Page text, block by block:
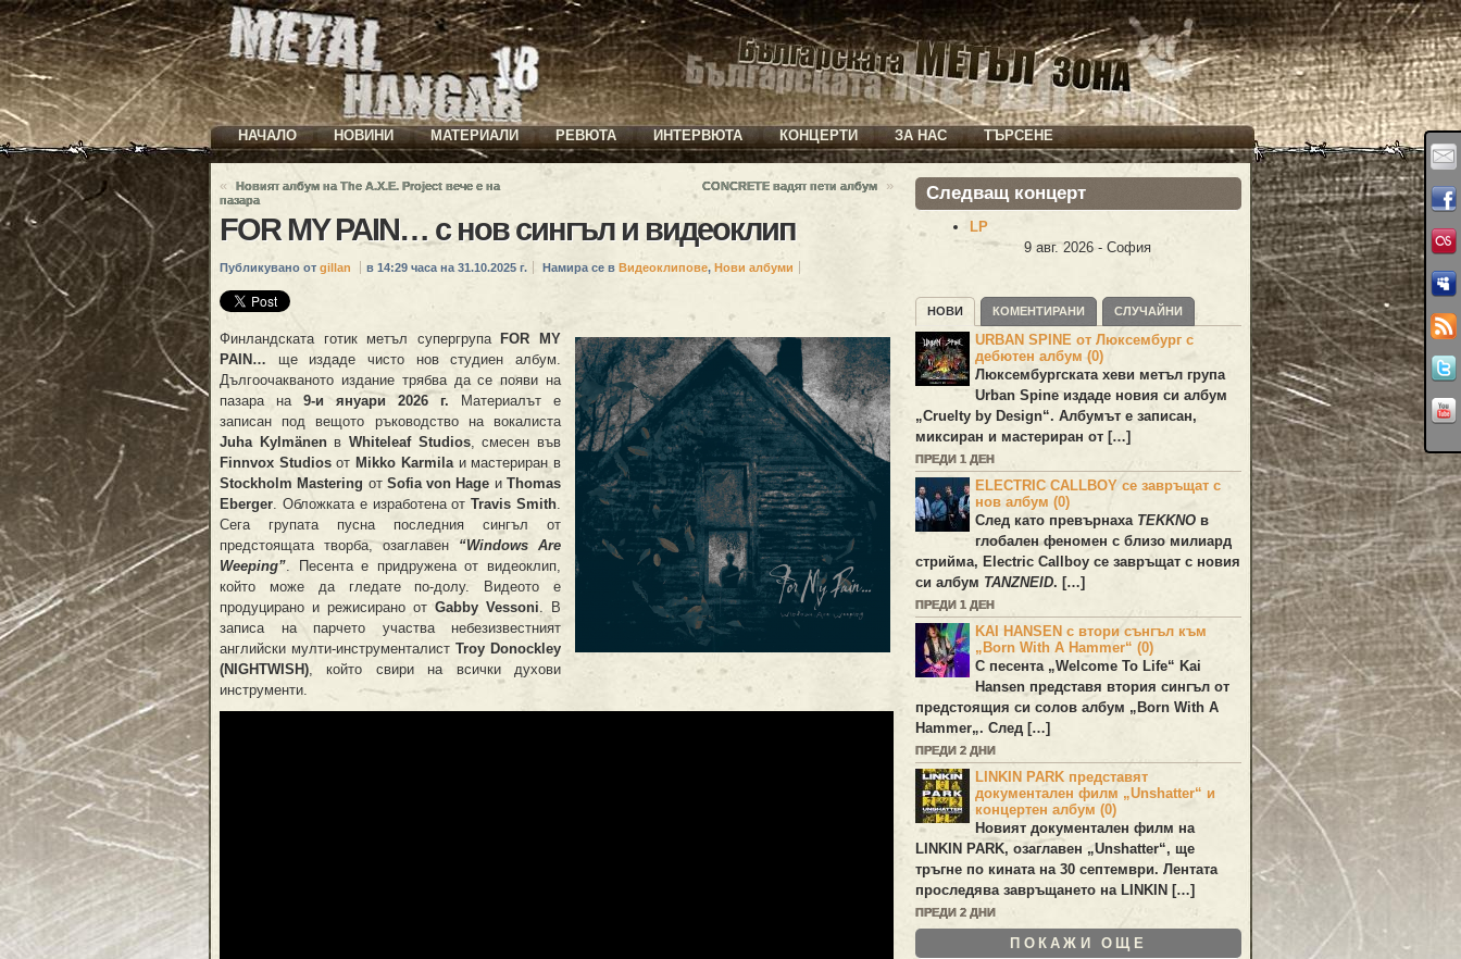
НАЧАЛО НОВИНИ МАТЕРИАЛИ РЕВЮТА ИНТЕРВЮТА КОНЦЕРТИ ЗА НАС ТЪРСЕНЕ
«
Новият албум на The A.X.E. Project вече е на
пазара
CONCRETE вадят пети албум »
FOR MY PAIN… с нов сингъл и видеоклип
Публикувано от gillan в 14:29 часа на 31.10.2025 г. Намира се в Видеоклипове, Нови албуми
Финландската готик метъл супергрупа
FOR MY
PAIN… ще издаде чисто нов студиен албум.
Дългоочакваното издание трябва да се появи на
пазара на 9-и януари 2026 г. Материалът е
записан под вещото ръководство на вокалиста
Juha KylmänenвWhiteleaf Studios, смесен във
Finnvox Studiosот Mikko Karmilaи мастериран в
Stockholm Mastering от Sofia von Hage иThomas
Eberger . Обложката е изработена отTravis Smith
Сега групата пусна последния сингъл от
предстоящата творба, озаглавен “Windows Are
Weeping” . Песента е придружена от видеоклип,
който може да гледате по-долу. Видеото е
продуцирано и режисирано от Gabby Vessoni. В
записа на парчето участва небезизвестният
английски мулти-инструменталист Troy Donockley
(NIGHTWISH) , който свири на всички духови
инструменти.
Следващ концерт
LP
9 авг. 2026 - София
НОВИ КОМЕНТИРАНИ СЛУЧАЙНИ
URBAN SPINE от Люксембург с
дебютен албум (0)
Люксембургската хеви метъл група
Urban Spineиздаде новия си албум
„Cruelty by Design“. Албумът е записан,
миксиран и мастериран от […]
ПРЕДИ 1 ДЕН
ELECTRIC CALLBOY се завръщат с
нов албум (0)
След като превърнаха TEKKNO в
глобален феномен с близо милиард
стрийма, Electric Callboy се завръщат с новия
си албум TANZNEID. […]
ПРЕДИ 1 ДЕН
KAI HANSEN с втори сънгъл към
„Born With A Hammer“ (0)
С песента „Welcome To Life“ Kai
Hansen представя втория сингъл от
предстоящия си солов албум „ Born With A
Hammer„. След […]
ПРЕДИ 2 ДНИ
LINKIN PARK представят
документален филм „Unshatter“ и
концертен албум (0)
Новият документален филм на
LINKIN PARK, озаглавен „Unshatter“, ще
тръгне по кината на 30 септември. Лентата
проследява завръщането наLINKIN […]
ПРЕДИ 2 ДНИ
ПОКАЖИ ОЩЕ